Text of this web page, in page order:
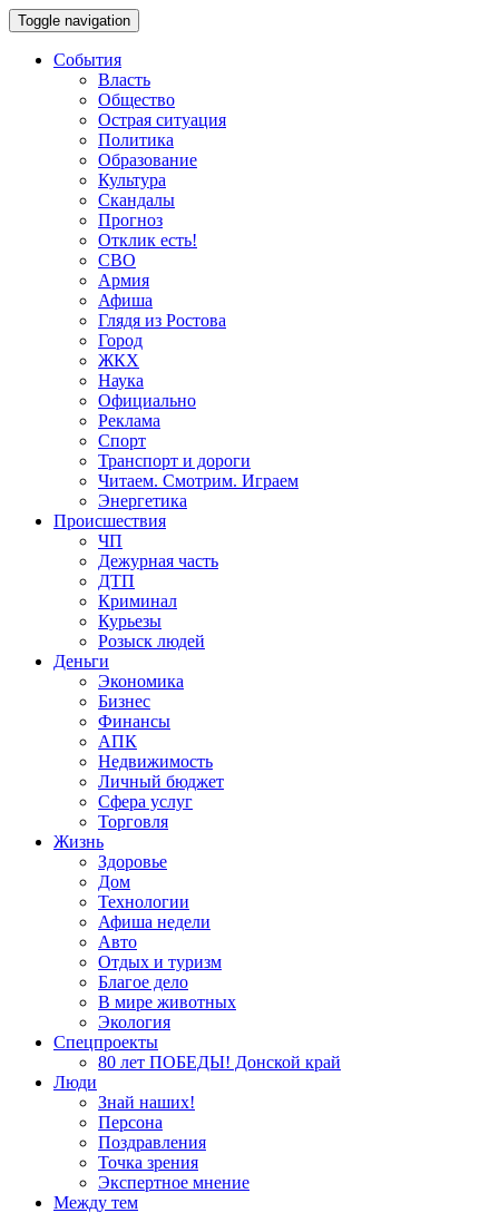
Toggle navigation
События
Власть
Общество
Острая ситуация
Политика
Образование
Культура
Скандалы
Прогноз
Отклик есть!
СВО
Армия
Афиша
Глядя из Ростова
Город
ЖКХ
Наука
Официально
Реклама
Спорт
Транспорт и дороги
Читаем. Смотрим. Играем
Энергетика
Происшествия
ЧП
Дежурная часть
ДТП
Криминал
Курьезы
Розыск людей
Деньги
Экономика
Бизнес
Финансы
АПК
Недвижимость
Личный бюджет
Сфера услуг
Торговля
Жизнь
Здоровье
Дом
Технологии
Афиша недели
Авто
Отдых и туризм
Благое дело
В мире животных
Экология
Спецпроекты
80 лет ПОБЕДЫ! Донской край
Люди
Знай наших!
Персона
Поздравления
Точка зрения
Экспертное мнение
Между тем